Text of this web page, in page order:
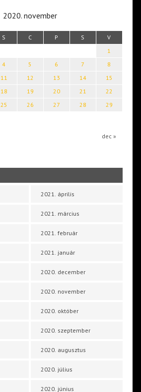
2020. november
S C P S V
dec »
1
4 5 6 7
8
11 12 13 14
15
18 19 20 21
22
25 26 27 28
29
2021. április
2021. március
2021. február
2021. január
2020. december
2020. november
2020. október
2020. szeptember
2020. augusztus
2020. július
2020. június